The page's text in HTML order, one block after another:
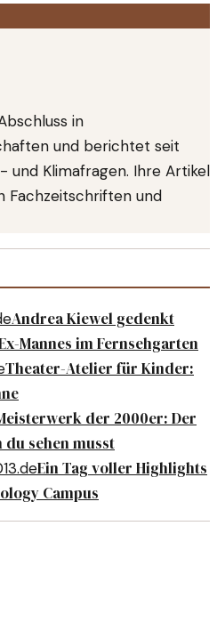
in
und berichtet seit
und Klimafragen. Ihre Artikel
Fachzeitschriften und
Andrea Kiewel gedenkt
Mannes im Fernsehgarten
Theater-Atelier für Kinder:
der 2000er: Der
sehen musst
Ein Tag voller Highlights
Campus